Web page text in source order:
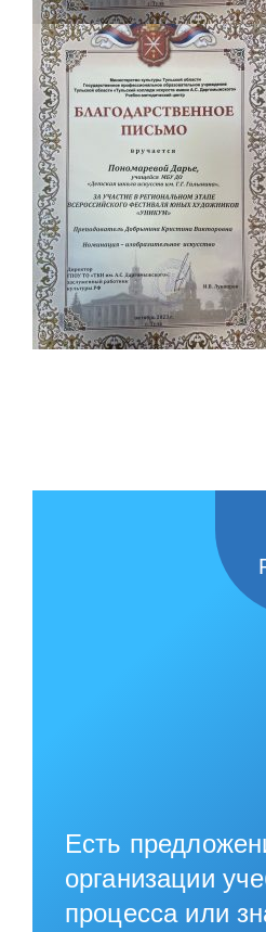
Есть
организации
процесса или